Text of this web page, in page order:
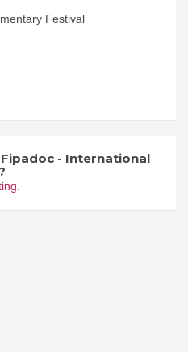
Festival
- International